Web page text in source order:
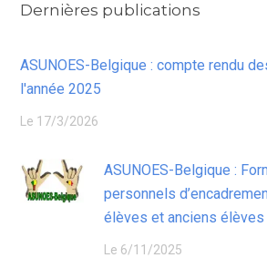
Dernières publications
ASUNOES-Belgique : compte rendu
l'année 2025
Le 17/3/2026
ASUNOES-Belgique :
personnels
élèves et anciens élèves
Le 6/11/2025